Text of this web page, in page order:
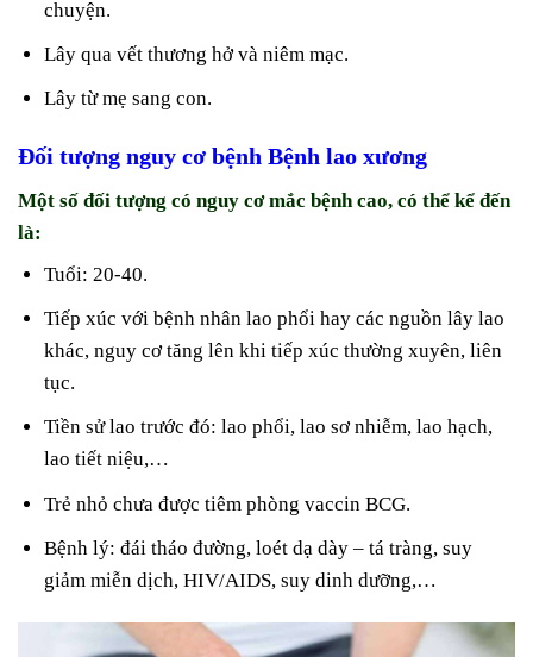
chuyện.
Lây qua vết thương hở và niêm mạc.
Lây từ mẹ sang con.
Đối tượng nguy cơ bệnh Bệnh lao xương
Một số đối tượng có nguy cơ mắc bệnh cao, có thể kể đến
là:
Tuổi: 20-40.
Tiếp xúc với bệnh nhân lao phổi hay các nguồn lây lao
khác, nguy cơ tăng lên khi tiếp xúc thường xuyên, liên
tục.
Tiền sử lao trước đó: lao phổi, lao sơ nhiễm, lao hạch,
lao tiết niệu,…
Trẻ nhỏ chưa được tiêm phòng vaccin BCG.
Bệnh lý: đái tháo đường, loét dạ dày – tá tràng, suy
giảm miễn dịch, HIV/AIDS, suy dinh dưỡng,…